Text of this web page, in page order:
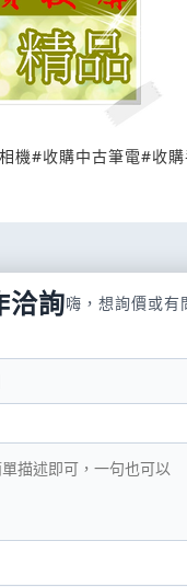
機#收購中古筆電#收
洽詢嗨，想詢價或